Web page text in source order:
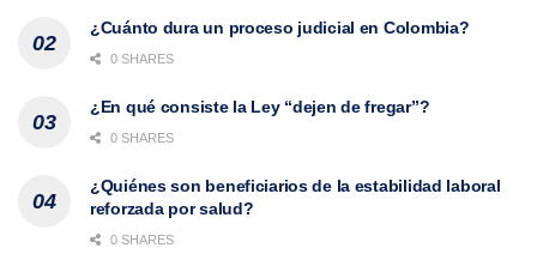
¿Cuánto dura un proceso judicial en Colombia?
0 SHARES
¿En qué consiste la Ley “dejen de fregar”?
0 SHARES
¿Quiénes son beneficiarios de la estabilidad laboral
reforzada por salud?
0 SHARES